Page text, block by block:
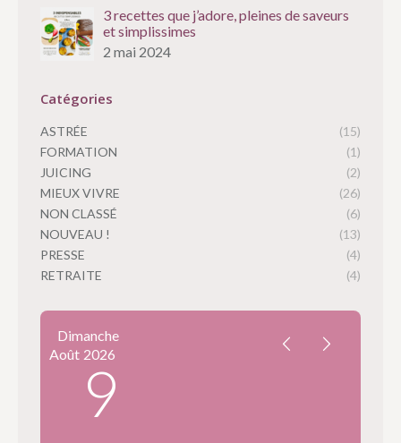
3 recettes que j’adore, pleines de saveurs
et simplissimes
2 mai 2024
Catégories
ASTRÉE
(15)
FORMATION
(1)
JUICING
(2)
MIEUX VIVRE
(26)
NON CLASSÉ
(6)
NOUVEAU !
(13)
PRESSE
(4)
RETRAITE
(4)
Dimanche
Août 2026
9